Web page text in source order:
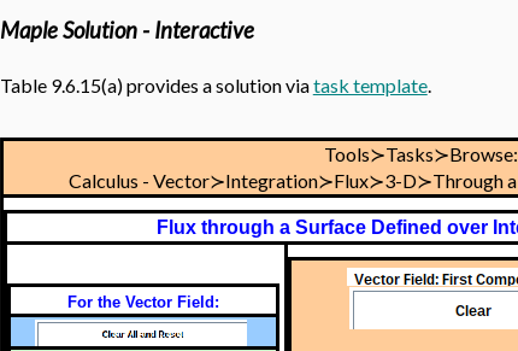
Maple Solution - Interactive
Table 9.6.15(a) provides a solution viatask template.
Tools≻Tasks≻Browse:
Calculus - Vector≻Integration≻Flux≻3-D≻Through a
Flux through a Surface Defined over
For the Vector Field: